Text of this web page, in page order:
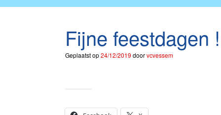
Fijne feestdagen !
Geplaatst op24/12/2019 doorvcvessem